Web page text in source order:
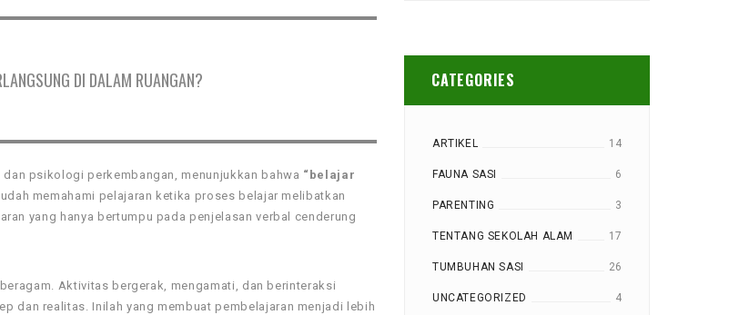
DI DALAM RUANGAN?
psikologi perkembangan, menunjukkan bahwa “belajar
memahami pelajaran ketika proses belajar melibatkan
yang hanya bertumpu pada penjelasan verbal cenderung
Aktivitas bergerak, mengamati, dan berinteraksi
dan realitas. Inilah yang membuat pembelajaran menjadi lebih
CATEGORIES
ARTIKEL 14
FAUNA SASI 6
PARENTING 3
TENTANG SEKOLAH ALAM 17
TUMBUHAN SASI 26
UNCATEGORIZED 4